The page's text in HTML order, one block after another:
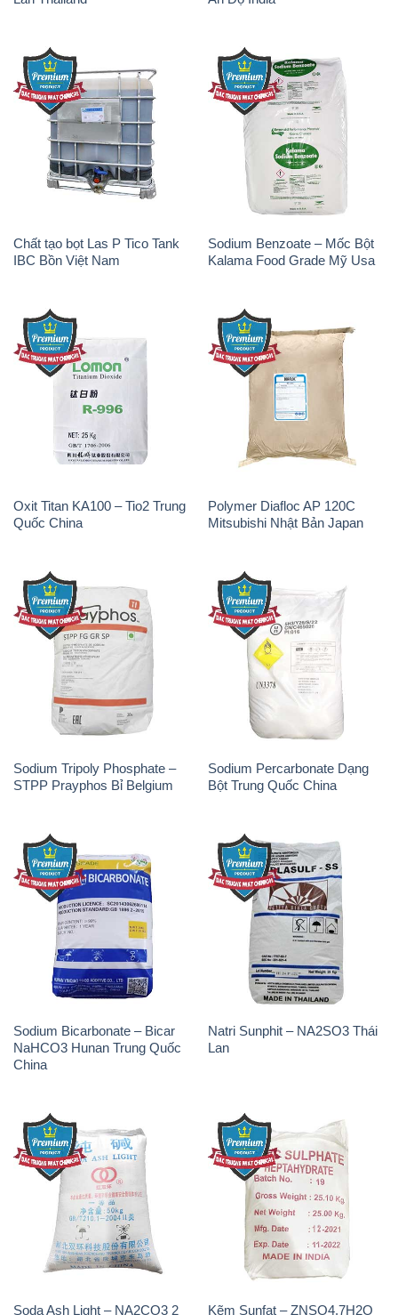
Chất tạo bọt Las P Tico Tank
IBC Bồn Việt Nam
Sodium Benzoate – Mốc Bột
Kalama Food Grade Mỹ Usa
Oxit Titan KA100 – Tio2 Trung
Quốc China
Polymer Diafloc AP 120C
Mitsubishi Nhật Bản Japan
Sodium Tripoly Phosphate –
STPP Prayphos Bỉ Belgium
Sodium Percarbonate Dạng
Bột Trung Quốc China
Sodium Bicarbonate – Bicar
NaHCO3 Hunan Trung Quốc
China
Natri Sunphit – NA2SO3 Thái
Lan
Soda Ash Light – NA2CO3 2
Kẽm Sunfat – ZNSO4.7H2O